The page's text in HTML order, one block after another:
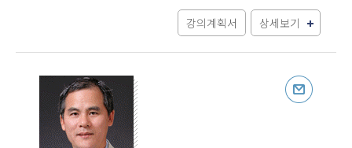
강의계획서 상세보기